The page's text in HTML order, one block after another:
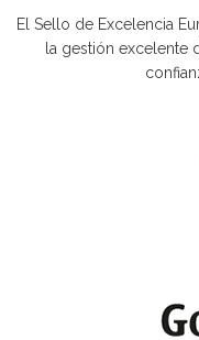
El Sello de Excelencia
la gestión excelente